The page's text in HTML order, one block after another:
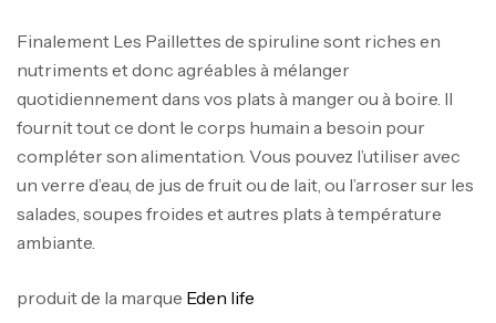
Finalement Les Paillettes de spiruline sont riches en
nutriments et donc agréables à mélanger
quotidiennement dans vos plats à manger ou à boire. Il
fournit tout ce dont le corps humain a besoin pour
compléter son alimentation. Vous pouvez l’utiliser avec
un verre d’eau, de jus de fruit ou de lait, ou l’arroser sur les
salades, soupes froides et autres plats à température
ambiante.
produit de la marque Eden life
CREATINE
د.ت126
100% Pure Whey – 2,27kg – BIOTECHUSA
Autres
د.ت269
Omega 3 – 100 Gélules – Scitec Nutrition